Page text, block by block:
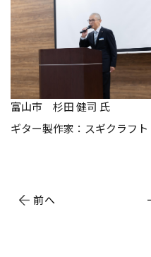
富山市 杉田 健司 氏
ギター製作家：スギクラフト
前へ